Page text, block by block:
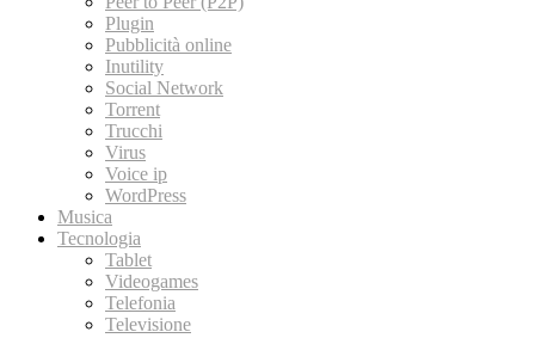
Plugin
Pubblicità online
Inutility
Social Network
Torrent
Trucchi
Virus
Voice ip
WordPress
Musica
Tecnologia
Tablet
Videogames
Telefonia
Televisione